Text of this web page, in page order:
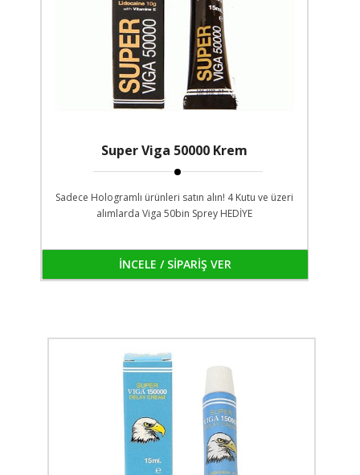
Super Viga 50000 Krem
Sadece Hologramlı ürünleri satın alın! 4 Kutu ve üzeri
alımlarda Viga 50bin Sprey HEDİYE
İNCELE / SİPARİŞ VER